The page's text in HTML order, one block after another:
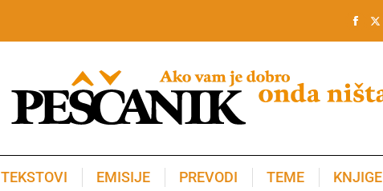
TEKSTOVI EMISIJE PREVODI TEME KNJIGE
KNJIGE